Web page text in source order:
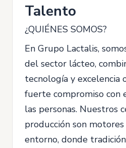
Talento
¿QUIÉNES SOMOS?
En Grupo Lactalis,
del sector lácteo,
tecnología y excelencia
fuerte compromiso con
las personas. Nuestros
producción son
entorno, donde